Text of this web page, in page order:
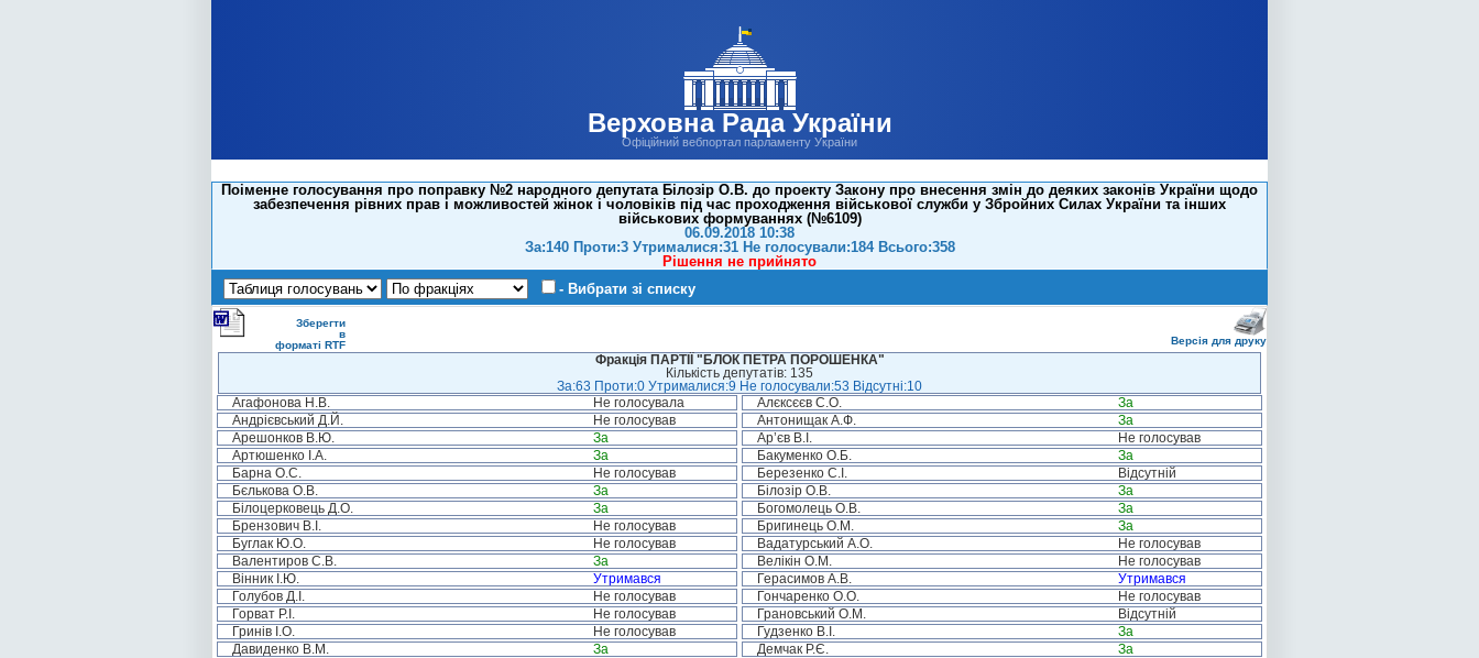
Верховна Рада України
Офіційний вебпортал парламенту України
Поіменне голосування про поправку №2 народного депутата Білозір О.В. до проекту Закону про внесення змін до деяких законів України щодо
забезпечення рівних прав і можливостей жінок і чоловіків під час проходження військової служби у Збройних Силах України та інших
військових формуваннях (№6109)
06.09.2018 10:38
За:140 Проти:3 Утрималися:31 Не голосували:184 Всього:358
Рішення не прийнято
- Вибрати зі списку
Зберегти
в
форматі RTF
Версія для друку
Фракція ПАРТІЇ "БЛОК ПЕТРА ПОРОШЕНКА"
Кількість депутатів: 135
За:63 Проти:0 Утрималися:9 Не голосували:53 Відсутні:10
Агафонова Н.В.
Не голосувала Алєксєєв С.О.
За
Андрієвський Д.Й.
Не голосував Антонищак А.Ф.
За
Арешонков В.Ю.
За Ар’єв В.І.
Не голосував
Артюшенко І.А.
За Бакуменко О.Б.
За
Барна О.С.
Не голосував Березенко С.І.
Відсутній
Бєлькова О.В.
За Білозір О.В.
За
Білоцерковець Д.О.
За Богомолець О.В.
За
Брензович В.І.
Не голосував Бригинець О.М.
За
Буглак Ю.О.
Не голосував Вадатурський А.О.
Не голосував
Валентиров С.В.
За Велікін О.М.
Не голосував
Вінник І.Ю.
Утримався Герасимов А.В.
Утримався
Голубов Д.І.
Не голосував Гончаренко О.О.
Не голосував
Горват Р.І.
Не голосував Грановський О.М.
Відсутній
Гринів І.О.
Не голосував Гудзенко В.І.
За
Давиденко В.М.
За Демчак Р.Є.
За